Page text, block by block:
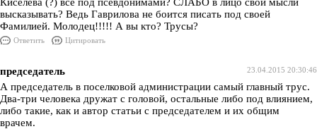
высказывать? Ведь Гаврилова не боится писать под своей
Фамилией. Молодец!!!!! А вы кто? Трусы?
Ответить Цитировать
23.04.2015 20:30:46
председатель
А председатель в поселковой администрации самый главный трус.
Два-три человека дружат с головой, остальные либо под влиянием,
либо такие, как и автор статьи с председателем и их общим
врачем.